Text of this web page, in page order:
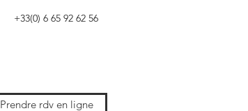
+33(0) 6 65 92 62 56
Prendre rdv en ligne